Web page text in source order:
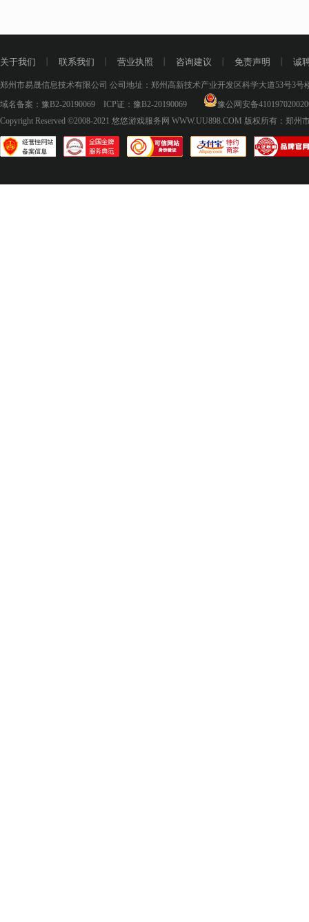
关于我们 联系我们 营业执照 咨询建议 免责声明 诚
郑州市易晟信息技术有限公司 公司地址：郑州高新技术产业开发区科学大道53号3号
域名备案： 豫B2-20190069 ICP证： 豫B2-20190069
豫公网安备
Copyright Reserved ©2008-2021 悠悠游戏服务网 WWW.UU898.COM 版权所有：郑州